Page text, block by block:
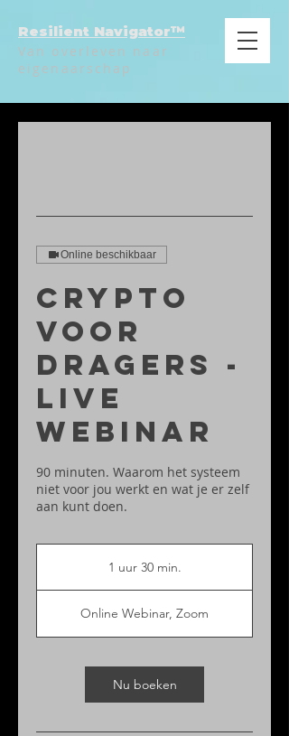
Resilient Navigator™
Van overleven naar
eigenaarschap
Online beschikbaar
Crypto
voor
Dragers -
Live
Webinar
90 minuten. Waarom het systeem
niet voor jou werkt en wat je er zelf
aan kunt doen.
1 uur 30 min.
3
0
i
.
Online Webinar, Zoom
Nu boeken